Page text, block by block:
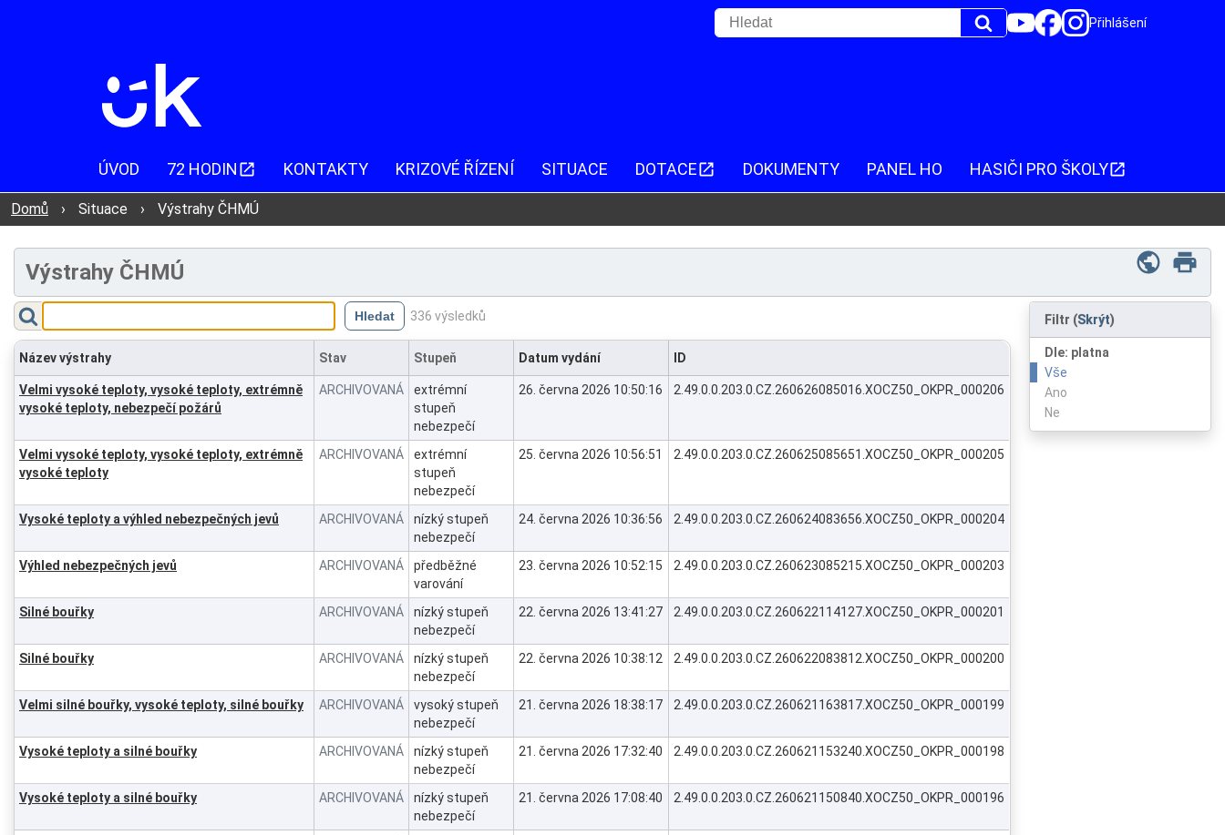
Přihlášení
ÚVOD 72 HODIN KONTAKTY KRIZOVÉ ŘÍZENÍ SITUACE DOTACE DOKUMENTY PANEL HO HASIČI PRO ŠKOLY
Domů › Situace › Výstrahy ČHMÚ
Výstrahy ČHMÚ
336 výsledků Filtr (Skrýt)
Dle: platna
Vše
Ano
Ne
Název výstrahy Stav Stupeň Datum vydání ID
Velmi vysoké teploty, vysoké teploty, extrémně
vysoké teploty, nebezpečí požárů
ARCHIVOVANÁ
extrémní
stupeň
nebezpečí
26. června 2026 10:50:16 2.49.0.0.203.0.CZ.260626085016.XOCZ50_OKPR_000206
Velmi vysoké teploty, vysoké teploty, extrémně
vysoké teploty
ARCHIVOVANÁ
extrémní
stupeň
nebezpečí
25. června 2026 10:56:51 2.49.0.0.203.0.CZ.260625085651.XOCZ50_OKPR_000205
Vysoké teploty a výhled nebezpečných jevů ARCHIVOVANÁ
nízký stupeň
nebezpečí
24. června 2026 10:36:56 2.49.0.0.203.0.CZ.260624083656.XOCZ50_OKPR_000204
Výhled nebezpečných jevů ARCHIVOVANÁ
předběžné
varování
23. června 2026 10:52:15 2.49.0.0.203.0.CZ.260623085215.XOCZ50_OKPR_000203
Silné bouřky ARCHIVOVANÁ
nízký stupeň
nebezpečí
22. června 2026 13:41:27 2.49.0.0.203.0.CZ.260622114127.XOCZ50_OKPR_000201
Silné bouřky ARCHIVOVANÁ
nízký stupeň
nebezpečí
22. června 2026 10:38:12 2.49.0.0.203.0.CZ.260622083812.XOCZ50_OKPR_000200
Velmi silné bouřky, vysoké teploty, silné bouřky ARCHIVOVANÁ
vysoký stupeň
nebezpečí
21. června 2026 18:38:17 2.49.0.0.203.0.CZ.260621163817.XOCZ50_OKPR_000199
Vysoké teploty a silné bouřky ARCHIVOVANÁ
nízký stupeň
nebezpečí
21. června 2026 17:32:40 2.49.0.0.203.0.CZ.260621153240.XOCZ50_OKPR_000198
Vysoké teploty a silné bouřky ARCHIVOVANÁ
nízký stupeň
nebezpečí
21. června 2026 17:08:40 2.49.0.0.203.0.CZ.260621150840.XOCZ50_OKPR_000196